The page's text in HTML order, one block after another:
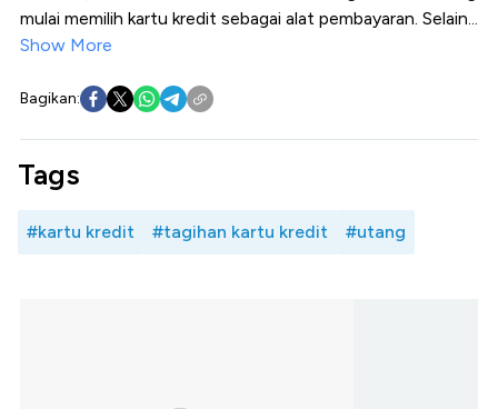
mulai memilih kartu kredit sebagai alat pembayaran. Selain...
Show More
Bagikan:
Tags
#kartu kredit #tagihan kartu kredit #utang